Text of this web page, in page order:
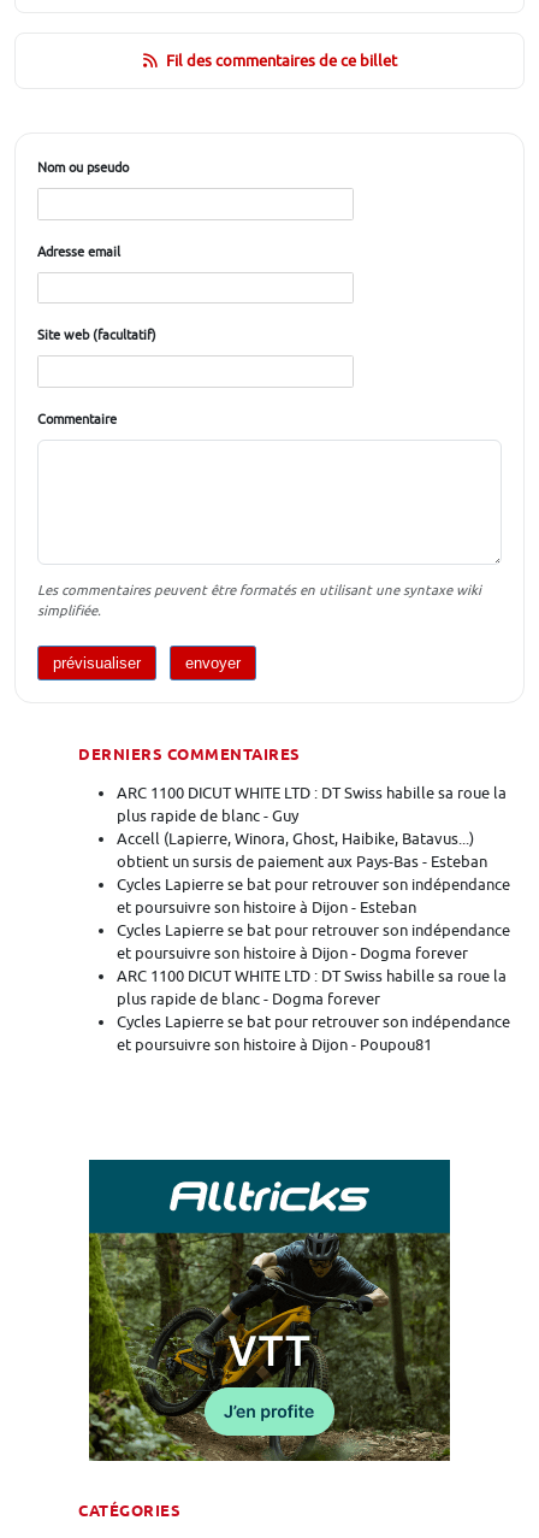
Fil des commentaires de ce billet
Nom ou pseudo
Adresse email
Site web (facultatif)
Commentaire
Les commentaires peuvent être formatés en utilisant une syntaxe wiki
simplifiée.
DERNIERS COMMENTAIRES
ARC 1100 DICUT WHITE LTD : DT Swiss habille sa roue la
plus rapide de blanc - Guy
Accell (Lapierre, Winora, Ghost, Haibike, Batavus...)
obtient un sursis de paiement aux Pays-Bas - Esteban
Cycles Lapierre se bat pour retrouver son indépendance
et poursuivre son histoire à Dijon - Esteban
Cycles Lapierre se bat pour retrouver son indépendance
et poursuivre son histoire à Dijon - Dogma forever
ARC 1100 DICUT WHITE LTD : DT Swiss habille sa roue la
plus rapide de blanc - Dogma forever
Cycles Lapierre se bat pour retrouver son indépendance
et poursuivre son histoire à Dijon - Poupou81
CATÉGORIES